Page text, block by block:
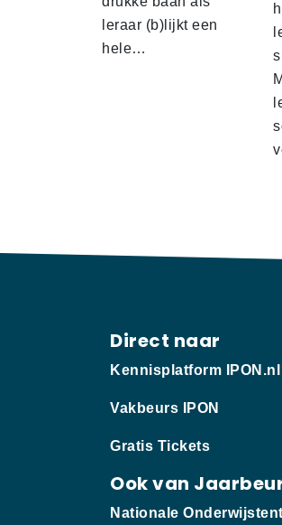
leraar (b)lijkt een
hele…
Direct naar
Kennisplatform IPON.nl
Vakbeurs IPON
Gratis Tickets
Ook van
Nationale